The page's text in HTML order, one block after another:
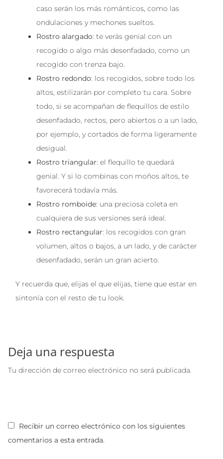
caso serán los más románticos, como las
ondulaciones y mechones sueltos.
Rostro alargado: te verás genial con un
recogido o algo más desenfadado, como un
recogido con trenza bajo.
Rostro redondo: los recogidos, sobre todo los
altos, estilizarán por completo tu cara. Sobre
todo, si se acompañan de flequillos de estilo
desenfadado, rectos, pero abiertos o a un lado,
por ejemplo, y cortados de forma ligeramente
desigual.
Rostro triangular: el flequillo te quedará
genial. Y si lo combinas con moños altos, te
favorecerá todavía más.
Rostro romboide: una preciosa coleta en
cualquiera de sus versiones será ideal.
Rostro rectangular: los recogidos con gran
volumen, altos o bajos, a un lado, y de carácter
desenfadado, serán un gran acierto.
Y recuerda que, elijas el que elijas, tiene que estar en
sintonía con el resto de tu look.
Deja una respuesta
Tu dirección de correo electrónico no será publicada.
Recibir un correo electrónico con los siguientes
comentarios a esta entrada.